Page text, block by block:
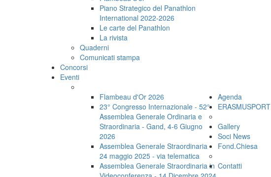
Piano Strategico del Panathlon
International 2022-2026
Le carte del Panathlon
La rivista
Quaderni
Comunicati stampa
Concorsi
Eventi
Flambeau d'Or 2026
23° Congresso Internazionale - 52°
Assemblea Generale Ordinaria e
Straordinaria - Gand, 4-6 Giugno
2026
Assemblea Generale Straordinaria -
24 maggio 2025 - via telematica
Assemblea Generale Straordinaria in
Agenda
ERASMUSPORT
Gallery
Soci News
Fond.Chiesa
Contatti